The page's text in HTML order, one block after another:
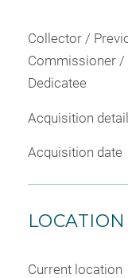
Collector /
Commissioner
Dedicatee
Acquisition
Acquisition date
Current location